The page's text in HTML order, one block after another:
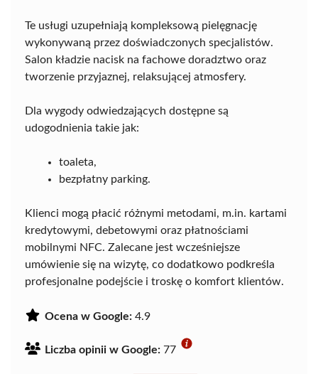
Te usługi uzupełniają kompleksową pielęgnację
wykonywaną przez doświadczonych specjalistów.
Salon kładzie nacisk na fachowe doradztwo oraz
tworzenie przyjaznej, relaksującej atmosfery.
Dla wygody odwiedzających dostępne są
udogodnienia takie jak:
toaleta,
bezpłatny parking.
Klienci mogą płacić różnymi metodami, m.in. kartami
kredytowymi, debetowymi oraz płatnościami
mobilnymi NFC. Zalecane jest wcześniejsze
umówienie się na wizytę, co dodatkowo podkreśla
profesjonalne podejście i troskę o komfort klientów.
Ocena w Google: 4.9
Liczba opinii w Google: 77